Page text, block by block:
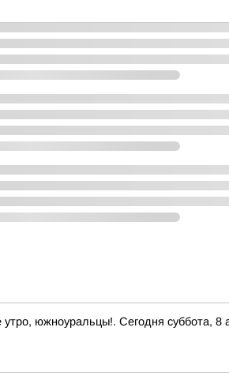
утро, южноуральцы!. Сегодня суббота, 8